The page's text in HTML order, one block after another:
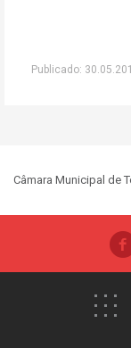
Publicado:
Câmara Municipal de